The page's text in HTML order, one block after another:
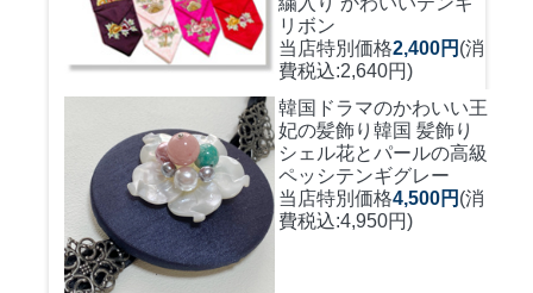
リボン
当店特別価格2,400円 (消
費税込:2,640円)
韓国ドラマのかわいい王
妃の髪飾り 韓国 髪飾り
シェル花とパールの高級
ペッシテンギグレー
当店特別価格4,500円 (消
費税込:4,950円)